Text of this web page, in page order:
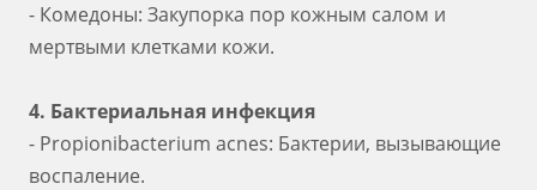
- Комедоны: Закупорка пор кожным салом и
мертвыми клетками кожи.
4. Бактериальная инфекция
- Propionibacterium acnes: Бактерии, вызывающие
воспаление.